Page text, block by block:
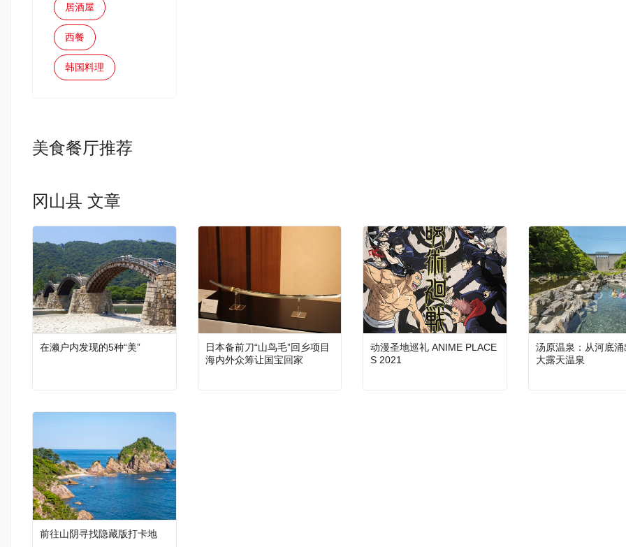
居酒屋
西餐
韩国料理
美食餐厅推荐
冈山县 文章
在濑户内发现的5种“美”
日本备前刀“山鸟毛”回乡项目
海内外众筹让国宝回家
动漫圣地巡礼 ANIME PLACE
S 2021
汤原温泉：从河底
大露天温泉
前往山阴寻找隐藏版打卡地